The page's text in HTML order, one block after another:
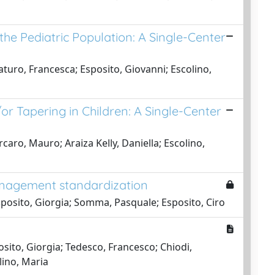
Pediatric Population: A Single-Center
Francesca; Esposito, Giovanni; Escolino,
Tapering in Children: A Single-Center
Mauro; Araiza Kelly, Daniella; Escolino,
standardization
Giorgia; Somma, Pasquale; Esposito, Ciro
Giorgia; Tedesco, Francesco; Chiodi,
Maria